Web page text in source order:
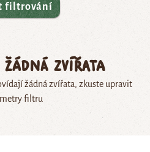
filtrování
žádná zvířata
žádná zvířata, zkuste upravit
filtru